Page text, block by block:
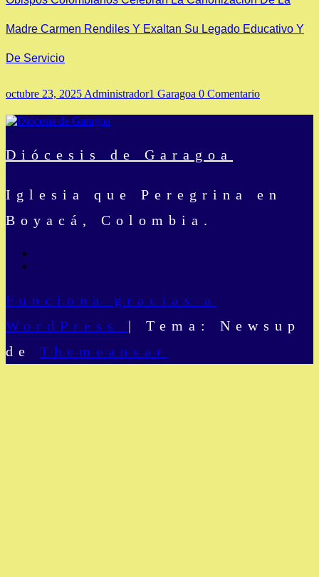
Madre Carmen Rendiles Y Exaltan Su Legado Educativo Y
De Servicio
octubre 23, 2025 Administrador1 Garagoa 0 Comentario
Diócesis de Garagoa
Iglesia que Peregrina en
Boyacá, Colombia.
Funciona gracias a
WordPress | Tema: Newsup
de Themeansar